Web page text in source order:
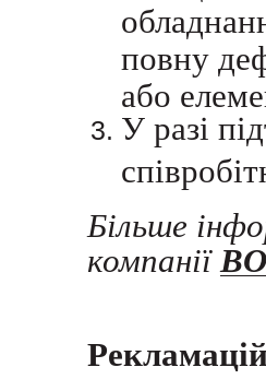
повну
або
У разі
Більше
компанії